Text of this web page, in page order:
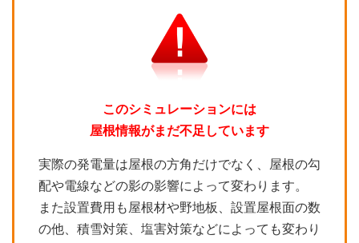
このシミュレーションには
屋根情報がまだ不足しています
実際の発電量は屋根の方角だけでなく、屋根の勾
配や電線などの影の影響によって変わります。
また設置費用も屋根材や野地板、設置屋根面の数
の他、積雪対策、塩害対策などによっても変わり